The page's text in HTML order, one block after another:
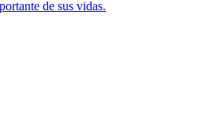
de sus vidas.